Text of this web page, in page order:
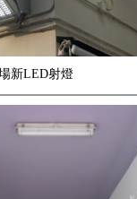
場新LED射燈